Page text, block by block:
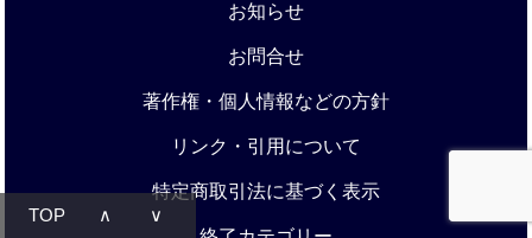
お知らせ
お問合せ
著作権・個人情報などの方針
リンク・引用について
特定商取引法に基づく表示
TOP ∧ ∨